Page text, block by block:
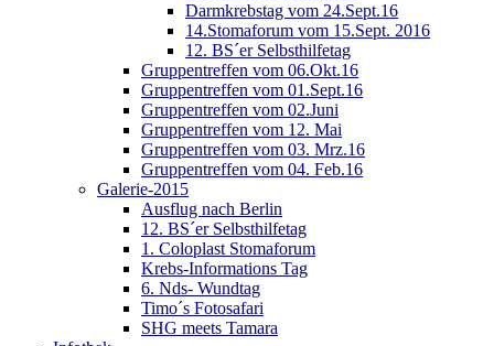
Darmkrebstag vom 24.Sept.16
14.Stomaforum vom 15.Sept. 2016
12. BS´er Selbsthilfetag
Gruppentreffen vom 06.Okt.16
Gruppentreffen vom 01.Sept.16
Gruppentreffen vom 02.Juni
Gruppentreffen vom 12. Mai
Gruppentreffen vom 03. Mrz.16
Gruppentreffen vom 04. Feb.16
Galerie-2015
Ausflug nach Berlin
12. BS´er Selbsthilfetag
1. Coloplast Stomaforum
Krebs-Informations Tag
6. Nds- Wundtag
Timo´s Fotosafari
SHG meets Tamara